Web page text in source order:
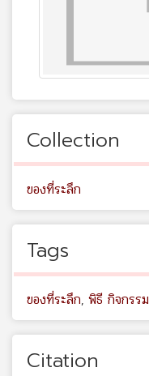
Collection
ของที่ระลึก
Tags
ของที่ระลึก, พิธี กิจกรรม
Citation